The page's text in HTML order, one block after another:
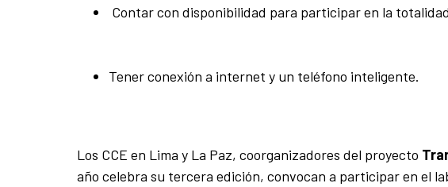
Contar con disponibilidad para participar en la
Tener conexión a internet y un teléfono inteligente.
Los CCE en Lima y La Paz, coorganizadores del proyecto
año celebra su tercera edición, convocan a participar en el